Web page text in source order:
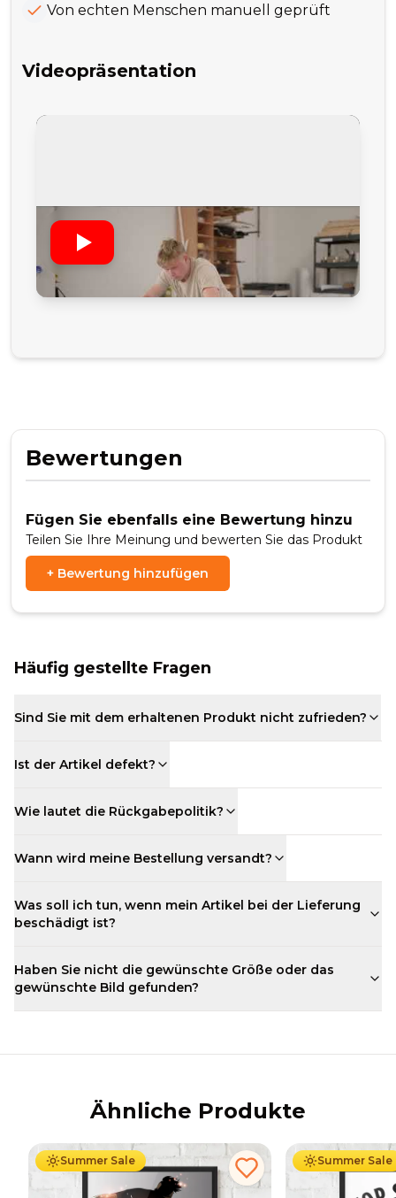
Von echten Menschen manuell geprüft
Videopräsentation
Bewertungen
Fügen Sie ebenfalls eine Bewertung hinzu
Teilen Sie Ihre Meinung und bewerten Sie das Produkt
+ Bewertung hinzufügen
Häufig gestellte Fragen
Sind Sie mit dem erhaltenen Produkt nicht zufrieden?
Ist der Artikel defekt?
Wie lautet die Rückgabepolitik?
Wann wird meine Bestellung versandt?
Was soll ich tun, wenn mein Artikel bei der Lieferung
beschädigt ist?
Haben Sie nicht die gewünschte Größe oder das
gewünschte Bild gefunden?
Ähnliche Produkte
Summer Sale
49.90 € 29.90 €
Summer Sale
Ab